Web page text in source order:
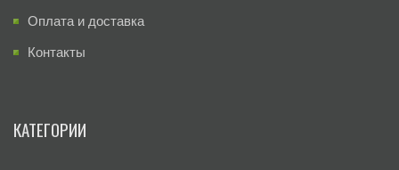
Оплата и доставка
Контакты
КАТЕГОРИИ